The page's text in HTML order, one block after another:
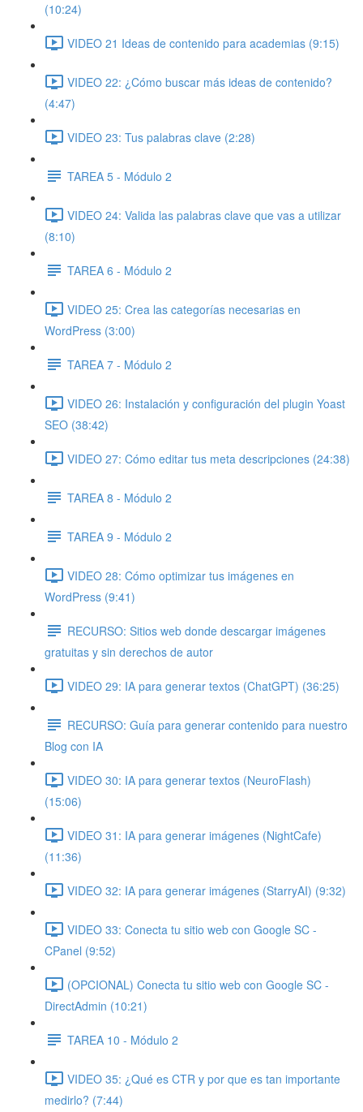
(10:24)
VIDEO 21 Ideas de contenido para academias (9:15)
VIDEO 22: ¿Cómo buscar más ideas de contenido?
(4:47)
VIDEO 23: Tus palabras clave (2:28)
TAREA 5 - Módulo 2
VIDEO 24: Valida las palabras clave que vas a utilizar
(8:10)
TAREA 6 - Módulo 2
VIDEO 25: Crea las categorías necesarias en
WordPress (3:00)
TAREA 7 - Módulo 2
VIDEO 26: Instalación y configuración del plugin Yoast
SEO (38:42)
VIDEO 27: Cómo editar tus meta descripciones (24:38)
TAREA 8 - Módulo 2
TAREA 9 - Módulo 2
VIDEO 28: Cómo optimizar tus imágenes en
WordPress (9:41)
RECURSO: Sitios web donde descargar imágenes
gratuitas y sin derechos de autor
VIDEO 29: IA para generar textos (ChatGPT) (36:25)
RECURSO: Guía para generar contenido para nuestro
Blog con IA
VIDEO 30: IA para generar textos (NeuroFlash)
(15:06)
VIDEO 31: IA para generar imágenes (NightCafe)
(11:36)
VIDEO 32: IA para generar imágenes (StarryAI) (9:32)
VIDEO 33: Conecta tu sitio web con Google SC -
CPanel (9:52)
(OPCIONAL) Conecta tu sitio web con Google SC -
DirectAdmin (10:21)
TAREA 10 - Módulo 2
VIDEO 35: ¿Qué es CTR y por que es tan importante
medirlo? (7:44)